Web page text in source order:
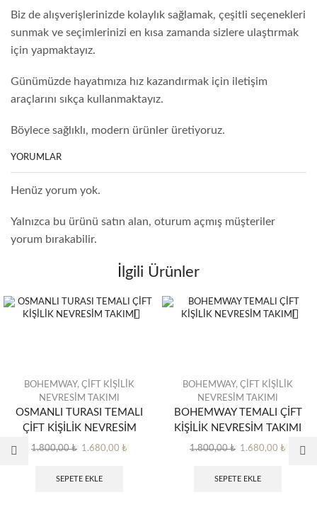
Biz de alışverişlerinizde kolaylık sağlamak, çeşitli seçenekleri
sunmak ve seçimlerinizi en kısa zamanda sizlere ulaştırmak
için yapmaktayız.
Günümüzde hayatımıza hız kazandırmak için iletişim
araçlarını sıkça kullanmaktayız.
Böylece sağlıklı, modern ürünler üretiyoruz.
YORUMLAR
Henüz yorum yok.
Yalnızca bu ürünü satın alan, oturum açmış müşteriler
yorum bırakabilir.
İlgili Ürünler
BOHEMWAY, ÇİFT KİŞİLİK
NEVRESİM TAKIMI
OSMANLI TURASI TEMALI
ÇİFT KİŞİLİK NEVRESİM
TAKIMI
1.800,00₺ Orijinal
1.800,00 ₺.
1.680,00 ₺
SEPETE EKLE
BOHEMWAY, ÇİFT KİŞİLİK
NEVRESİM TAKIMI
BOHEMWAY TEMALI ÇİFT
KİŞİLİK NEVRESİM TAKIMI
1.800,00₺ Orijinal
1.800,00 ₺.
1.680,00 ₺
SEPETE EKLE